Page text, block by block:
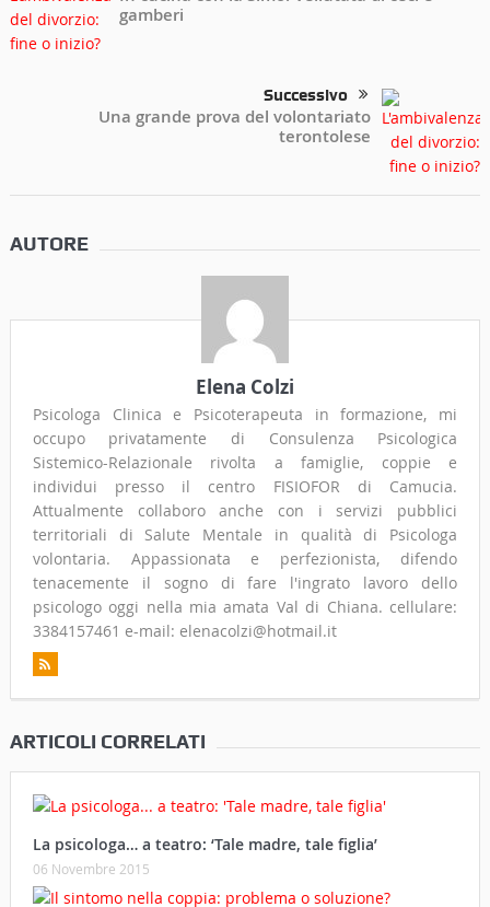
gamberi
Successivo
Una grande prova del volontariato
terontolese
AUTORE
Elena Colzi
Psicologa Clinica e Psicoterapeuta in formazione, mi
occupo privatamente di Consulenza Psicologica
Sistemico-Relazionale rivolta a famiglie, coppie e
individui presso il centro FISIOFOR di Camucia.
Attualmente collaboro anche con i servizi pubblici
territoriali di Salute Mentale in qualità di Psicologa
volontaria. Appassionata e perfezionista, difendo
tenacemente il sogno di fare l'ingrato lavoro dello
psicologo oggi nella mia amata Val di Chiana. cellulare:
3384157461 e-mail: elenacolzi@hotmail.it
ARTICOLI CORRELATI
La psicologa… a teatro: ‘Tale madre, tale figlia’
06 Novembre 2015